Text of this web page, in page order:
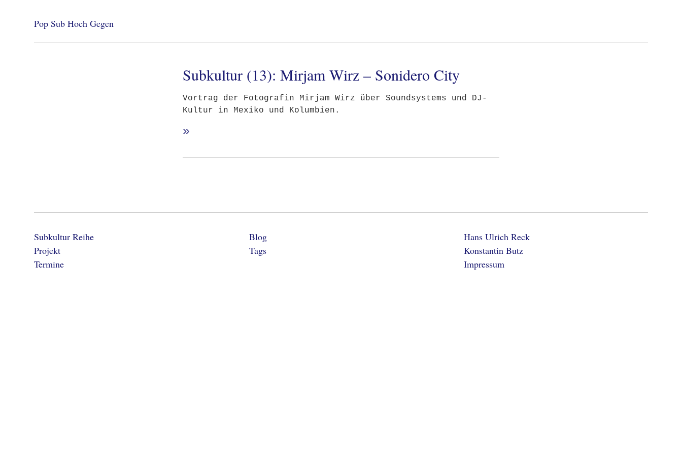
Pop Sub Hoch Gegen
Subkultur (13): Mirjam Wirz – Sonidero City
Vortrag der Fotografin Mirjam Wirz über Soundsystems und DJ-
Kultur in Mexiko und Kolumbien.
»
Subkultur Reihe
Projekt
Termine
Blog
Tags
Hans Ulrich Reck
Konstantin Butz
Impressum